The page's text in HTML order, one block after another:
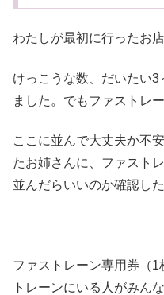
わたしが最初に行ったお
けっこうな数、だいたい
ました。でもファストレ
ここに並んで大丈夫か不
たお姉さんに、ファスト
並んだらいいのか確認した
ファストレーン専用券（
トレーンにいる人がみん